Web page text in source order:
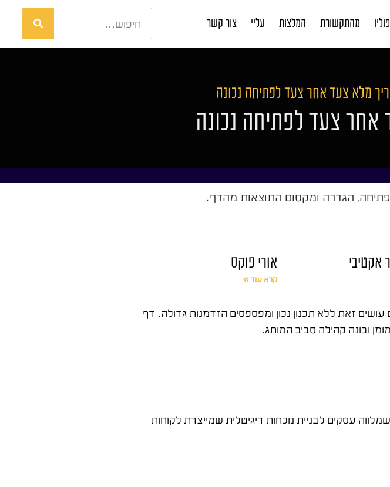
מהתקשורת המלצות עליי צור קשר
מלא צעד אחר צעד לפתיחה נכונה
אחר צעד לפתיחה נכונה
הגדרה ומקסום התוצאות מהדף.
אורי פוקס
קרא עוד »
זאת ללא תכנון נכון ומפספסים הזדמנות גדולה. דף
ובונה קהילה סביב המותג.
שמלווה עסקים לבניית נוכחות דיגיטלית שמייצרת לקוחות